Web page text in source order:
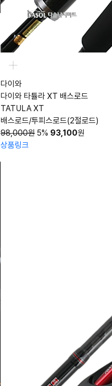
다이와
다이와 타튤라 XT 배스로드
TATULA XT
배스로드/투피스로드(2절로드)
98,000원 5% 93,100원
상품링크